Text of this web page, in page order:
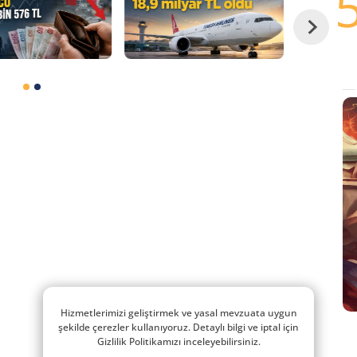
Hizmetlerimizi geliştirmek ve yasal mevzuata uygun
şekilde çerezler kullanıyoruz. Detaylı bilgi ve iptal için
Gizlilik Politikamızı inceleyebilirsiniz.